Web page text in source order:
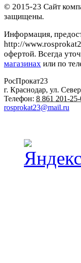
© 2015-23 Сайт
защищены.
Информация,
http://
офертой. Всегда
магазинах или по
РосПрокат23
г. Краснодар, ул.
Телефон: 8 861 201-25-
rosprokat23@mail.ru